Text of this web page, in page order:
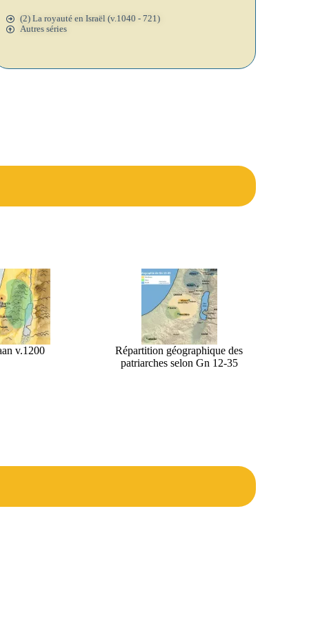
(2) La royauté en Israël (v.1040 - 721)
Autres séries
v.1200
Répartition géographique des
patriarches selon Gn 12-35